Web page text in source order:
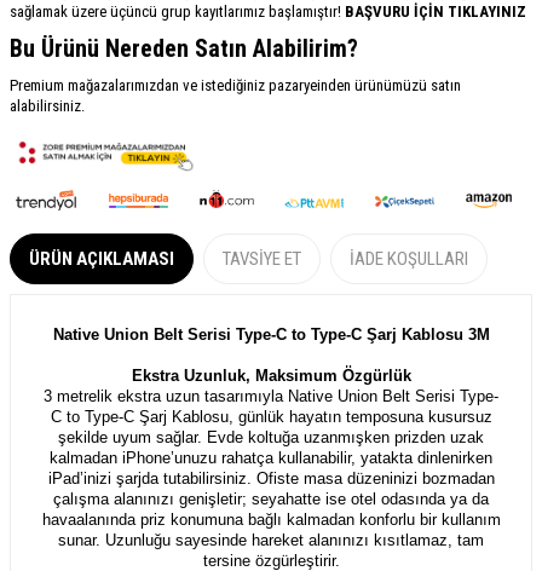
sağlamak üzere üçüncü grup kayıtlarımız başlamıştır! BAŞVURU İÇİN TIKLAYINIZ
Bu Ürünü Nereden Satın Alabilirim?
Premium mağazalarımızdan ve istediğiniz pazaryeinden ürünümüzü satın
alabilirsiniz.
ÜRÜN AÇIKLAMASI TAVSIYE ET İADE KOŞULLARI
Native Union Belt Serisi Type-C to Type-C Şarj Kablosu 3M
Ekstra Uzunluk, Maksimum Özgürlük
3 metrelik ekstra uzun tasarımıyla Native Union Belt Serisi Type-
C to Type-C Şarj Kablosu, günlük hayatın temposuna kusursuz
şekilde uyum sağlar. Evde koltuğa uzanmışken prizden uzak
kalmadan iPhone’unuzu rahatça kullanabilir, yatakta dinlenirken
iPad’inizi şarjda tutabilirsiniz. Ofiste masa düzeninizi bozmadan
çalışma alanınızı genişletir; seyahatte ise otel odasında ya da
havaalanında priz konumuna bağlı kalmadan konforlu bir kullanım
sunar. Uzunluğu sayesinde hareket alanınızı kısıtlamaz, tam
tersine özgürleştirir.